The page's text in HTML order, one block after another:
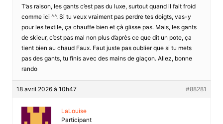
T’as raison, les gants c’est pas du luxe, surtout quand il fait froid
comme ici ^^. Si tu veux vraiment pas perdre tes doigts, vas-y
pour les textile, ça chauffe bien et çà glisse pas. Mais, les gants
de skieur, c’est pas mal non plus d’après ce que dit un pote, ça
tient bien au chaud Faux. Faut juste pas oublier que si tu mets
pas des gants, tu finis avec des mains de glaçon. Allez, bonne
rando
18 avril 2026 à 10h47 #88281
LaLouise
Participant